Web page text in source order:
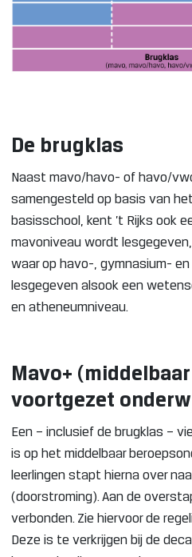
De brugklas
Naast mavo/havo- of havo/
samengesteld op basis van
basisschool, kent ’t Rijks ook
mavoniveau wordt
waar op havo-, gymnasium-
lesgegeven alsook een
en atheneumniveau.
Mavo+
voortgezet
Een – inclusief de brugklas –
is op het middelbaar
leerlingen stapt hierna over
(doorstroming). Aan de
verbonden. Zie hiervoor de
Deze is te verkrijgen bij de